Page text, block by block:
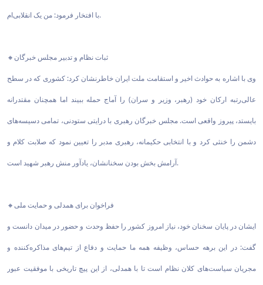
با افتخار فرمود: من یک انقلابی‌ام.
🔸ثبات نظام و تدبیر مجلس خبرگان
وی با اشاره به حوادث اخیر و استقامت ملت ایران خاطرنشان کرد: کشوری که در سطح
عالی‌رتبه ارکان خود (رهبر، وزیر و سران) را آماج حمله ببیند اما همچنان مقتدرانه
بایستد، پیروز واقعی است. مجلس خبرگان رهبری با درایتی ستودنی، تمامی دسیسه‌های
دشمن را خنثی کرد و با انتخابی حکیمانه، رهبری مدبر را تعیین نمود که صلابت کلام و
آرامش بخش بودن سخنانشان، یادآور منش رهبر شهید است.
🔸فراخوان برای همدلی و حمایت ملی
ایشان در پایان سخنان خود، نیاز امروز کشور را حفظ وحدت و حضور در میدان دانست و
گفت: در این برهه حساس، وظیفه همه ما حمایت و دفاع از تیم‌های مذاکره‌کننده و
مجریان سیاست‌های کلان نظام است تا با همدلی، از این پیچ تاریخی با موفقیت عبور